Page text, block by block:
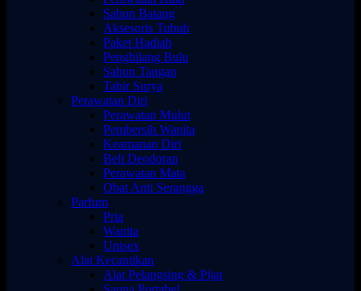
Sabun Batang
Aksesoris Tubuh
Paket Hadiah
Penghilang Bulu
Sabun Tangan
Tabir Surya
Perawatan Diri
Perawatan Mulut
Pembersih Wanita
Keamanan Diri
Beli Deodoran
Perawatan Mata
Obat Anti Serangga
Parfum
Pria
Wanita
Unisex
Alat Kecantikan
Alat Pelangsing & Pijat